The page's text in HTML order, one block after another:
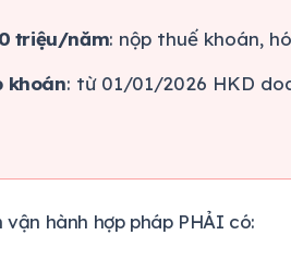
triệu/năm: nộp thuế khoán,
khoán: từ 01/01/2026 HKD
hành hợp pháp PHẢI có: